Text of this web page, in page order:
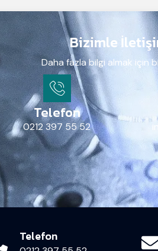
Bizimle
Daha fazla bilgi almak için
Telefon
0212 397 55 52
Telefon